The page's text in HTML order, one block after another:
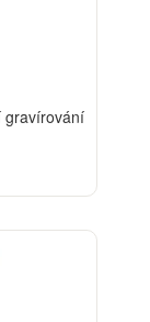
gravírování